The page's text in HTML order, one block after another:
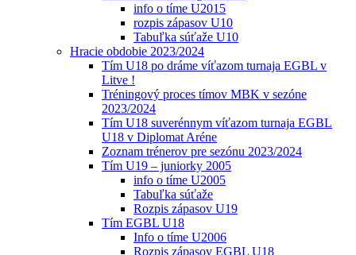
info o tíme U2015
rozpis zápasov U10
Tabuľka súťaže U10
Hracie obdobie 2023/2024
Tím U18 po dráme víťazom turnaja EGBL v
Litve !
Tréningový proces tímov MBK v sezóne
2023/2024
Tím U18 suverénnym víťazom turnaja EGBL
U18 v Diplomat Aréne
Zoznam trénerov pre sezónu 2023/2024
Tím U19 – juniorky 2005
info o tíme U2005
Tabuľka súťaže
Rozpis zápasov U19
Tím EGBL U18
Info o tíme U2006
Rozpis zápasov EGBL U18